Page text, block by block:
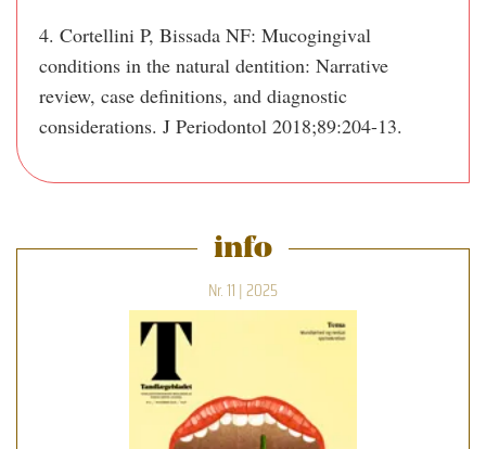
4. Cortellini P, Bissada NF: Mucogingival
conditions in the natural dentition: Narrative
review, case definitions, and diagnostic
considerations. J Periodontol 2018;89:204-13.
info
Nr. 11 | 2025